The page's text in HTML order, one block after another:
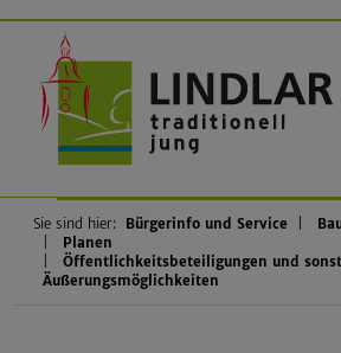
Sie sind hier: Bürgerinfo und Service
Planen
Öffentlichkeitsbeteiligungen und
Äußerungsmöglichkeiten